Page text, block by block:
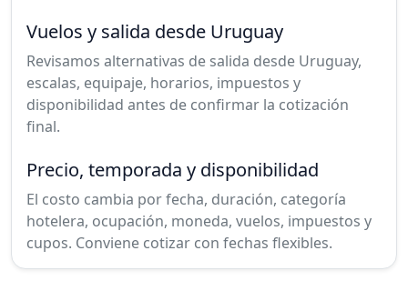
Vuelos y salida desde Uruguay
Revisamos alternativas de salida desde Uruguay,
escalas, equipaje, horarios, impuestos y
disponibilidad antes de confirmar la cotización
final.
Precio, temporada y disponibilidad
El costo cambia por fecha, duración, categoría
hotelera, ocupación, moneda, vuelos, impuestos y
cupos. Conviene cotizar con fechas flexibles.